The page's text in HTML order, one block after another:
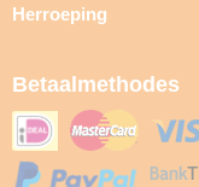
Herroeping
Betaalmethodes